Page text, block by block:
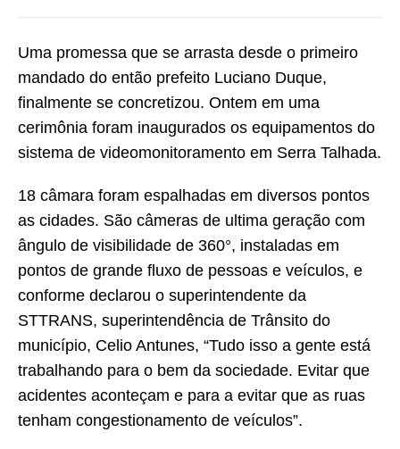
Uma promessa que se arrasta desde o primeiro
mandado do então prefeito Luciano Duque,
finalmente se concretizou. Ontem em uma
cerimônia foram inaugurados os equipamentos do
sistema de videomonitoramento em Serra Talhada.
18 câmara foram espalhadas em diversos pontos
as cidades. São câmeras de ultima geração com
ângulo de visibilidade de 360°, instaladas em
pontos de grande fluxo de pessoas e veículos, e
conforme declarou o superintendente da
STTRANS, superintendência de Trânsito do
município, Celio Antunes, “Tudo isso a gente está
trabalhando para o bem da sociedade. Evitar que
acidentes aconteçam e para a evitar que as ruas
tenham congestionamento de veículos”.